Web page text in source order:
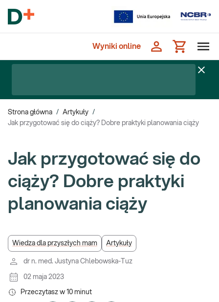
Wyniki online
Strona główna / Artykuły /
Jak przygotować się do ciąży? Dobre praktyki planowania ciąży
Jak przygotować się do
ciąży? Dobre praktyki
planowania ciąży
Wiedza dla przyszłych mam Artykuły
dr n. med. Justyna Chlebowska-Tuz
02 maja 2023
Przeczytasz w 10 minut